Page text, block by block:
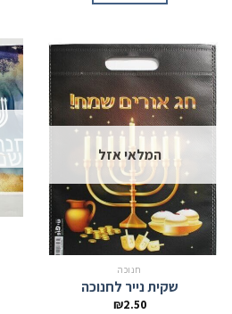
המלאי אזל
חנוכה
שקית נייר לחנוכה
₪2.50